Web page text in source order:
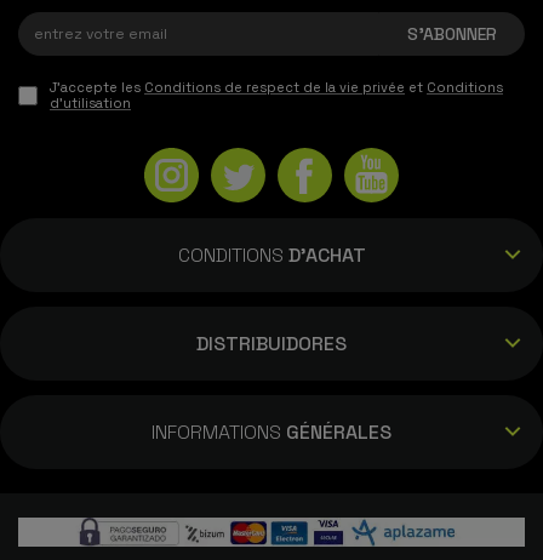
J'accepte les Conditions de respect de la vie privée et Conditions
d'utilisation
CONDITIONS D'ACHAT
DISTRIBUIDORES
INFORMATIONS GÉNÉRALES